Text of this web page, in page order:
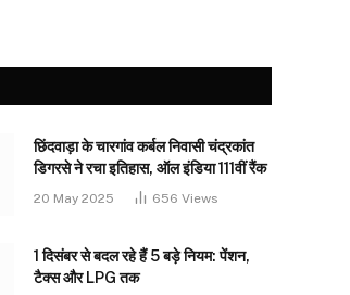
छिंदवाड़ा के चारगांव कर्बल निवासी चंद्रकांत
डिगरसे ने रचा इतिहास, ऑल इंडिया 111वीं रैंक
20 May 2025 656 Views
1 दिसंबर से बदल रहे हैं 5 बड़े नियम: पेंशन,
टैक्स और LPG तक